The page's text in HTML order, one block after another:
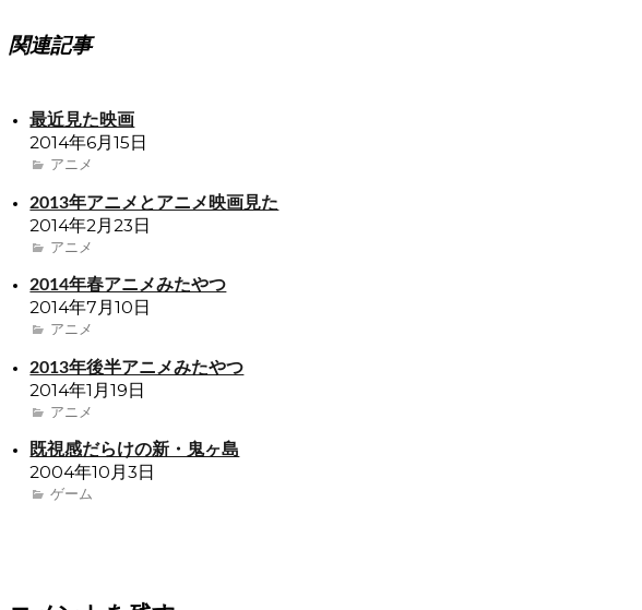
関連記事
最近見た映画
2014年6月15日
アニメ
2013年アニメとアニメ映画見た
2014年2月23日
アニメ
2014年春アニメみたやつ
2014年7月10日
アニメ
2013年後半アニメみたやつ
2014年1月19日
アニメ
既視感だらけの新・鬼ヶ島
2004年10月3日
ゲーム